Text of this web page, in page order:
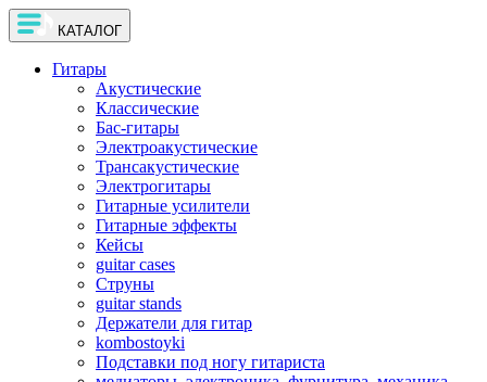
КАТАЛОГ
Гитары
Акустические
Классические
Бас-гитары
Электроакустические
Трансакустические
Электрогитары
Гитарные усилители
Гитарные эффекты
Кейсы
guitar cases
Струны
guitar stands
Держатели для гитар
kombostoyki
Подставки под ногу гитариста